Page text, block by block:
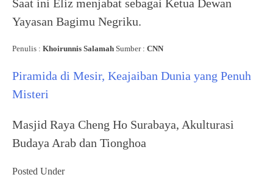
Saat ini Eliz menjabat sebagai Ketua Dewan
Yayasan Bagimu Negriku.
Penulis : Khoirunnis Salamah Sumber : CNN
Piramida di Mesir, Keajaiban Dunia yang Penuh
Misteri
Masjid Raya Cheng Ho Surabaya, Akulturasi
Budaya Arab dan Tionghoa
Posted Under